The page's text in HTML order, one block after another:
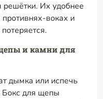
решётки. Их удобнее
воках и
и камни для
дымка или испечь
Бокс для щепы